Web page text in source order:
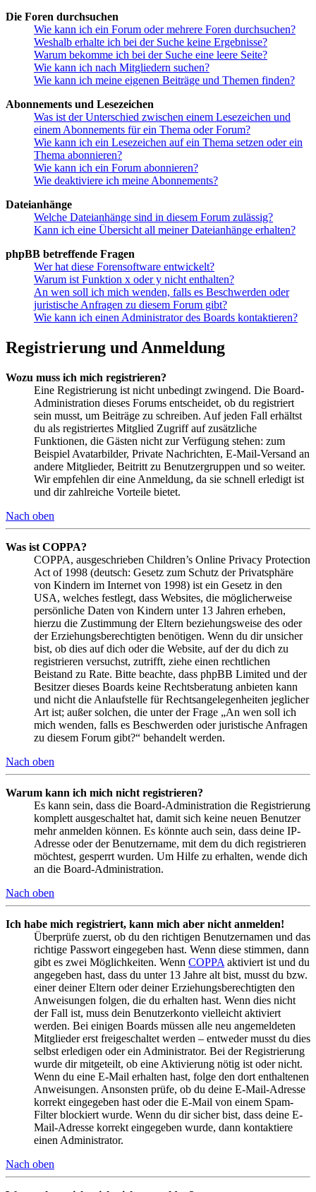
Die Foren durchsuchen
Wie kann ich ein Forum oder mehrere Foren durchsuchen?
Weshalb erhalte ich bei der Suche keine Ergebnisse?
Warum bekomme ich bei der Suche eine leere Seite?
Wie kann ich nach Mitgliedern suchen?
Wie kann ich meine eigenen Beiträge und Themen finden?
Abonnements und Lesezeichen
Was ist der Unterschied zwischen einem Lesezeichen und
einem Abonnements für ein Thema oder Forum?
Wie kann ich ein Lesezeichen auf ein Thema setzen oder ein
Thema abonnieren?
Wie kann ich ein Forum abonnieren?
Wie deaktiviere ich meine Abonnements?
Dateianhänge
Welche Dateianhänge sind in diesem Forum zulässig?
Kann ich eine Übersicht all meiner Dateianhänge erhalten?
phpBB betreffende Fragen
Wer hat diese Forensoftware entwickelt?
Warum ist Funktion x oder y nicht enthalten?
An wen soll ich mich wenden, falls es Beschwerden oder
juristische Anfragen zu diesem Forum gibt?
Wie kann ich einen Administrator des Boards kontaktieren?
Registrierung und Anmeldung
Wozu muss ich mich registrieren?
Eine Registrierung ist nicht unbedingt zwingend. Die Board-
Administration dieses Forums entscheidet, ob du registriert
sein musst, um Beiträge zu schreiben. Auf jeden Fall erhältst
du als registriertes Mitglied Zugriff auf zusätzliche
Funktionen, die Gästen nicht zur Verfügung stehen: zum
Beispiel Avatarbilder, Private Nachrichten, E-Mail-Versand an
andere Mitglieder, Beitritt zu Benutzergruppen und so weiter.
Wir empfehlen dir eine Anmeldung, da sie schnell erledigt ist
und dir zahlreiche Vorteile bietet.
Nach oben
Was ist COPPA?
COPPA, ausgeschrieben Children’s Online Privacy Protection
Act of 1998 (deutsch: Gesetz zum Schutz der Privatsphäre
von Kindern im Internet von 1998) ist ein Gesetz in den
USA, welches festlegt, dass Websites, die möglicherweise
persönliche Daten von Kindern unter 13 Jahren erheben,
hierzu die Zustimmung der Eltern beziehungsweise des oder
der Erziehungsberechtigten benötigen. Wenn du dir unsicher
bist, ob dies auf dich oder die Website, auf der du dich zu
registrieren versuchst, zutrifft, ziehe einen rechtlichen
Beistand zu Rate. Bitte beachte, dass phpBB Limited und der
Besitzer dieses Boards keine Rechtsberatung anbieten kann
und nicht die Anlaufstelle für Rechtsangelegenheiten jeglicher
Art ist; außer solchen, die unter der Frage „An wen soll ich
mich wenden, falls es Beschwerden oder juristische Anfragen
zu diesem Forum gibt?“ behandelt werden.
Nach oben
Warum kann ich mich nicht registrieren?
Es kann sein, dass die Board-Administration die Registrierung
komplett ausgeschaltet hat, damit sich keine neuen Benutzer
mehr anmelden können. Es könnte auch sein, dass deine IP-
Adresse oder der Benutzername, mit dem du dich registrieren
möchtest, gesperrt wurden. Um Hilfe zu erhalten, wende dich
an die Board-Administration.
Nach oben
Ich habe mich registriert, kann mich aber nicht anmelden!
Überprüfe zuerst, ob du den richtigen Benutzernamen und das
richtige Passwort eingegeben hast. Wenn diese stimmen, dann
gibt es zwei Möglichkeiten. Wenn COPPA aktiviert ist und du
angegeben hast, dass du unter 13 Jahre alt bist, musst du bzw.
einer deiner Eltern oder deiner Erziehungsberechtigten den
Anweisungen folgen, die du erhalten hast. Wenn dies nicht
der Fall ist, muss dein Benutzerkonto vielleicht aktiviert
werden. Bei einigen Boards müssen alle neu angemeldeten
Mitglieder erst freigeschaltet werden – entweder musst du dies
selbst erledigen oder ein Administrator. Bei der Registrierung
wurde dir mitgeteilt, ob eine Aktivierung nötig ist oder nicht.
Wenn du eine E-Mail erhalten hast, folge den dort enthaltenen
Anweisungen. Ansonsten prüfe, ob du deine E-Mail-Adresse
korrekt eingegeben hast oder die E-Mail von einem Spam-
Filter blockiert wurde. Wenn du dir sicher bist, dass deine E-
Mail-Adresse korrekt eingegeben wurde, dann kontaktiere
einen Administrator.
Nach oben